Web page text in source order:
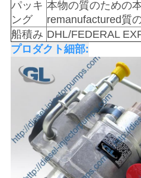
さ
い
プ
パッキ
ング
本物の質のための
remanufactured質
船積み DHL/FEDERAL
プロダクト細部: